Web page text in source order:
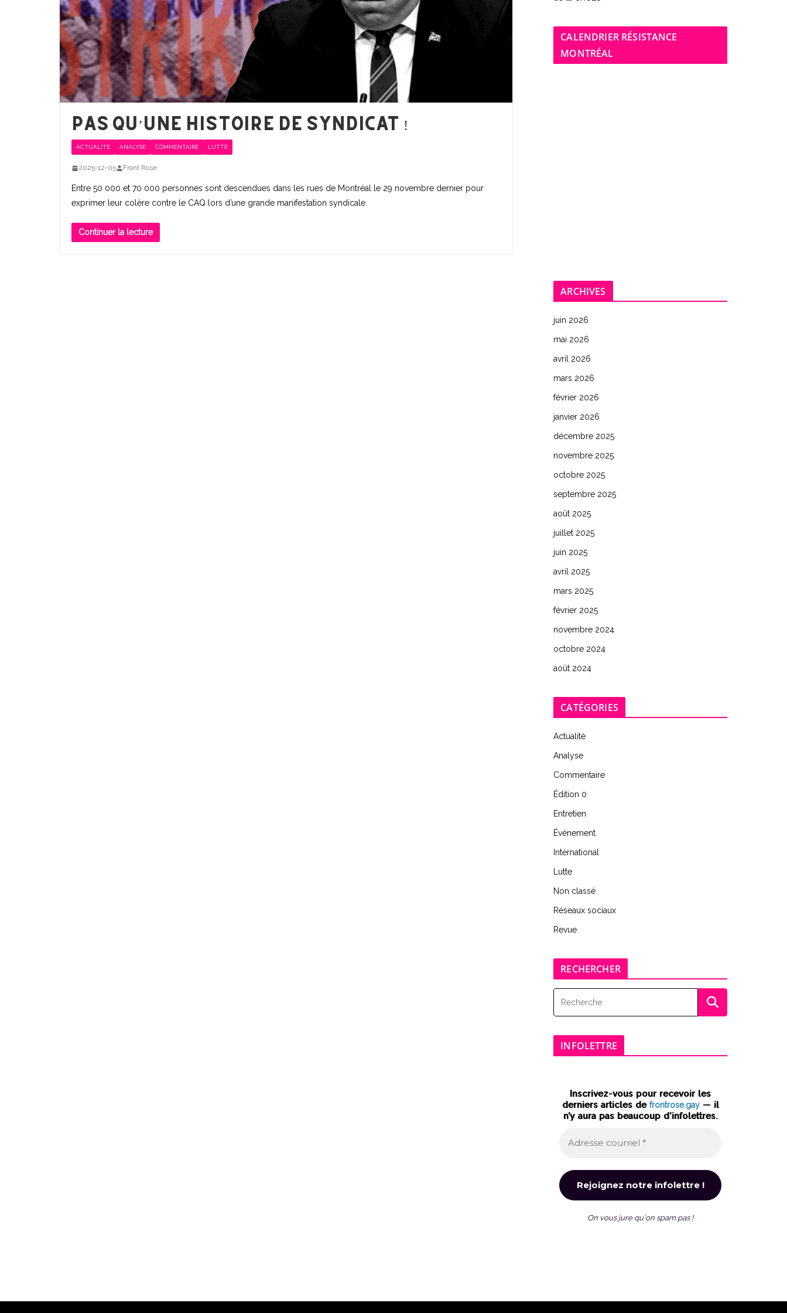
Pas qu’une histoire de syndicat !
ACTUALITÉ ANALYSE COMMENTAIRE LUTTE
2025-12-05 Front Rose
Entre 50 000 et 70 000 personnes sont descendues dans les rues de Montréal le 29 novembre dernier pour
exprimer leur colère contre le CAQ lors d’une grande manifestation syndicale.
Continuer la lecture
CALENDRIER RÉSISTANCE
MONTRÉAL
ARCHIVES
juin 2026
mai 2026
avril 2026
mars 2026
février 2026
janvier 2026
décembre 2025
novembre 2025
octobre 2025
septembre 2025
août 2025
juillet 2025
juin 2025
avril 2025
mars 2025
février 2025
novembre 2024
octobre 2024
août 2024
CATÉGORIES
Actualité
Analyse
Commentaire
Édition 0
Entretien
Événement
International
Lutte
Non classé
Réseaux sociaux
Revue
RECHERCHER
INFOLETTRE
Inscrivez-vous pour recevoir les
derniers articles de frontrose.gay— il
n’y aura pas beaucoup d’infolettres.
On vous jure qu'on spam pas !